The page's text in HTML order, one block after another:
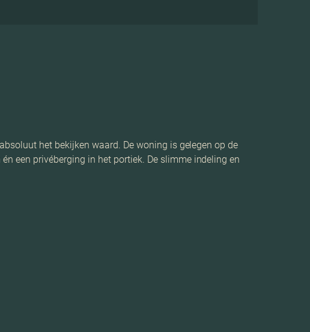
het bekijken waard. De woning is gelegen op de
een privéberging in het portiek. De slimme indeling en